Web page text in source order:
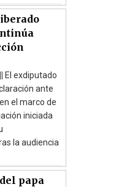
El exdiputado
ante
el marco de
iniciada
la audiencia
papa